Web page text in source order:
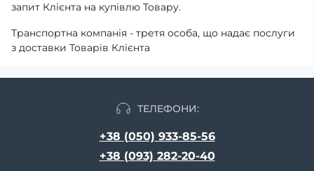
запит Клієнта на купівлю Товару.
Транспортна компанія - третя особа, що надає послуги
з доставки Товарів Клієнта
ТЕЛЕФОНИ:
+38 (050) 933-85-56
+38 (093) 282-20-40